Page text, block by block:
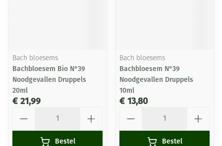
Bach bloesems
Bachbloesem Bio N°39
Noodgevallen Druppels
20ml
€ 21,99
Bestel
Bach bloesems
Bachbloesem N°39
Noodgevallen Druppels
10ml
€ 13,80
Bestel